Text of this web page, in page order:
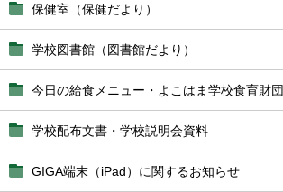
保健室（保健だより）
学校図書館（図書館だより）
今日の給食メニュー・よこはま学校食育財団
学校配布文書・学校説明会資料
GIGA端末（iPad）に関するお知らせ